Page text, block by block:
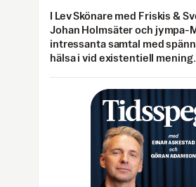
I Lev Skönare med Friskis &
Johan Holmsäter och jympa-
intressanta samtal med
hälsa i vid existentiell mening.